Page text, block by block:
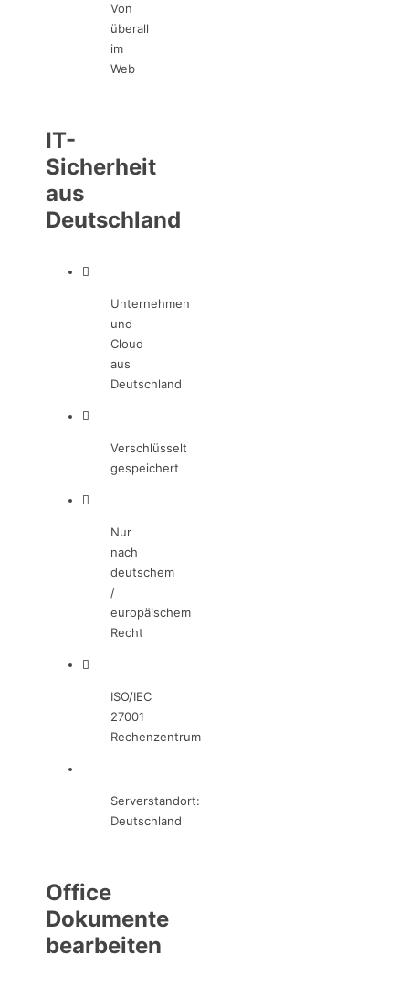
Von
überall
im
Web
IT-
Sicherheit
aus
Deutschland
Unternehmen
und
Cloud
aus
Deutschland
Verschlüsselt
gespeichert
Nur
nach
deutschem
/
europäischem
Recht
ISO/IEC
27001
Rechenzentrum
Serverstandort:
Deutschland
Office
Dokumente
bearbeiten